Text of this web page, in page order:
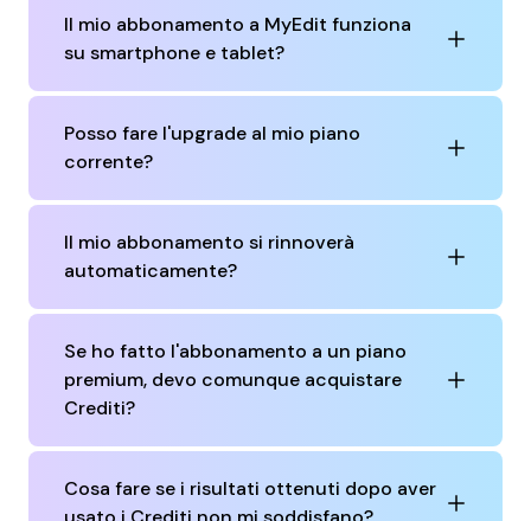
Il mio abbonamento a MyEdit funziona
su smartphone e tablet?
Posso fare l'upgrade al mio piano
corrente?
Il mio abbonamento si rinnoverà
automaticamente?
Se ho fatto l'abbonamento a un piano
premium, devo comunque acquistare
Crediti?
Cosa fare se i risultati ottenuti dopo aver